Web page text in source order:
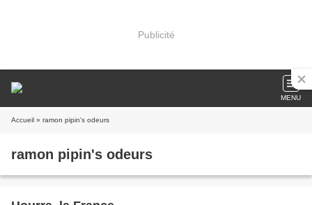
Publicité
MENU
Accueil » ramon pipin's odeurs
ramon pipin's odeurs